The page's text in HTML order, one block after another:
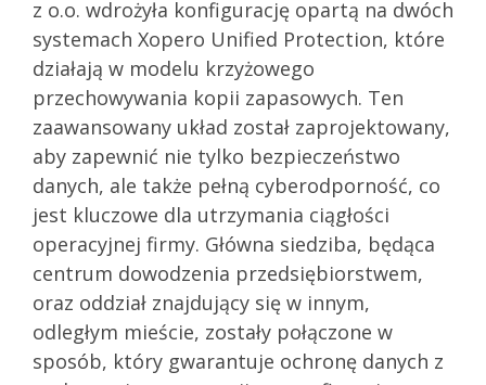
z o.o. wdrożyła konfigurację opartą na dwóch
systemach Xopero Unified Protection, które
działają w modelu krzyżowego
przechowywania kopii zapasowych. Ten
zaawansowany układ został zaprojektowany,
aby zapewnić nie tylko bezpieczeństwo
danych, ale także pełną cyberodporność, co
jest kluczowe dla utrzymania ciągłości
operacyjnej firmy. Główna siedziba, będąca
centrum dowodzenia przedsiębiorstwem,
oraz oddział znajdujący się w innym,
odległym mieście, zostały połączone w
sposób, który gwarantuje ochronę danych z